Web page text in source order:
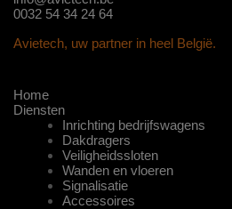
0032 54 34 24 64
Avietech, uw partner in heel België.
Home
Diensten
Inrichting bedrijfswagens
Dakdragers
Veiligheidssloten
Wanden en vloeren
Signalisatie
Accessoires